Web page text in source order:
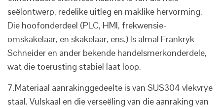
seëlontwerp, redelike uitleg en maklike hervorming.
Die hoofonderdeel (PLC, HMI, frekwensie-
omskakelaar, en skakelaar, ens.) Is almal Frankryk
Schneider en ander bekende handelsmerkonderdele,
wat die toerusting stabiel laat loop.
7.Materiaal aanrakinggedeelte is van SUS304 vlekvrye
staal. Vulskaal en die verseëling van die aanraking van